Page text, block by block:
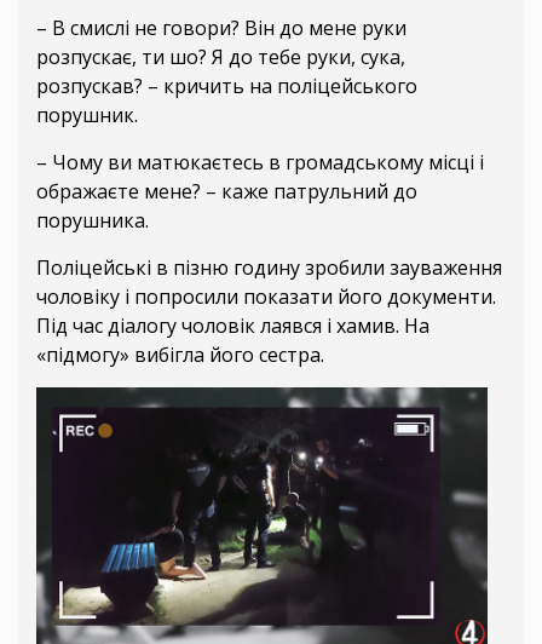
– В смислі не говори? Він до мене руки
розпускає, ти шо? Я до тебе руки, сука,
розпускав? – кричить на поліцейського
порушник.
– Чому ви матюкаєтесь в громадському місці і
ображаєте мене? – каже патрульний до
порушника.
Поліцейські в пізню годину зробили зауваження
чоловіку і попросили показати його документи.
Під час діалогу чоловік лаявся і хамив. На
«підмогу» вибігла його сестра.